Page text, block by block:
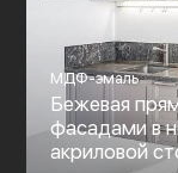
МДФ-эмаль
Бежевая
фасадами в
акриловой